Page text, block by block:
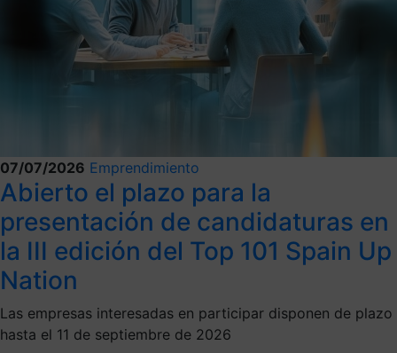
07/07/2026 Emprendimiento
Abierto el plazo para la
presentación de candidaturas en
la III edición del Top 101 Spain Up
Nation
Las empresas interesadas en participar disponen de plazo
hasta el 11 de septiembre de 2026